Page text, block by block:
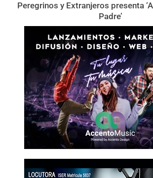
Peregrinos y Extranjeros presenta
Padre’